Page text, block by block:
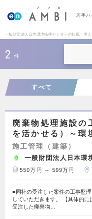
若手ハ
一般財団法人日本環境衛生センターの転職・求人
2 件
すべて
廃棄物処理施設の
を活かせる）～環
施工管理（建築）
一般財団法人日本環
550万円 ～ 599万円
■同社の受注した案件の工事監
していただきます。 【具体的
受注した廃棄物…